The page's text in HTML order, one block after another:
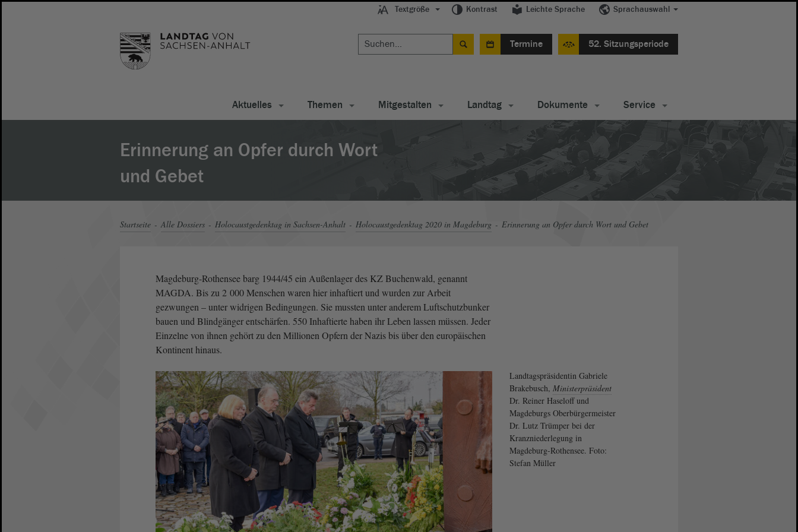
Textgröße Kontrast Leichte Sprache Sprachauswahl
Termine 52. Sitzungsperiode
Aktuelles Themen Mitgestalten Landtag Dokumente Service
Erinnerung an Opfer durch Wort
und Gebet
Startseite Alle Dossiers Holocaustgedenktag in Sachsen-Anhalt Holocaustgedenktag 2020 in Magdeburg Erinnerung an Opfer durch Wort und Gebet
Magdeburg-Rothensee barg 1944/45 ein Außenlager des KZ Buchenwald, genannt
MAGDA. Bis zu 2 000 Menschen waren hier inhaftiert und wurden zur Arbeit
gezwungen – unter widrigen Bedingungen. Sie mussten unter anderem Luftschutzbunker
bauen und Blindgänger entschärfen. 550 Inhaftierte haben ihr Leben lassen müssen. Jeder
Einzelne von ihnen gehört zu den Millionen Opfern der Nazis bis über den europäischen
Kontinent hinaus.
Landtagspräsidentin Gabriele
Brakebusch, Ministerpräsident
Dr. Reiner Haseloff und
Magdeburgs Oberbürgermeister
Dr. Lutz Trümper bei der
Kranzniederlegung in
Magdeburg-Rothensee. Foto:
Stefan Müller